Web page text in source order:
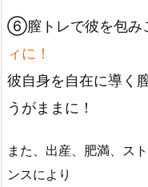
⑥膣トレで彼を包み
ィに！
彼自身を自在に導く
うがままに！
また、出産、肥満、ス
ンスにより